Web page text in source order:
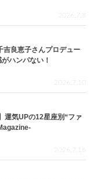
2026.7.8
良恵子さんプロデュー
ハンパない！
2026.7.10
運気UPの12星座別“ファ
2026.7.16